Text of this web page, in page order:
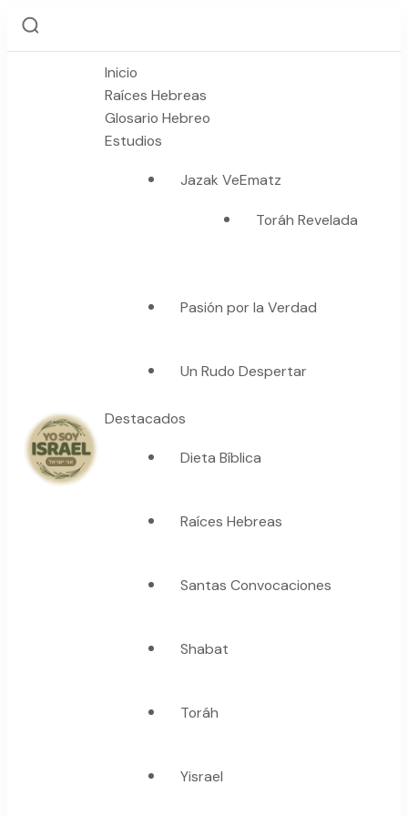
"La suma de tu palabra, es verdad"
Inicio
Raíces Hebreas
Glosario Hebreo
Estudios
Jazak VeEmatz
Toráh Revelada
Pasión por la Verdad
Un Rudo Despertar
Destacados
Dieta Bíblica
Raíces Hebreas
Santas Convocaciones
Shabat
Toráh
Yisrael